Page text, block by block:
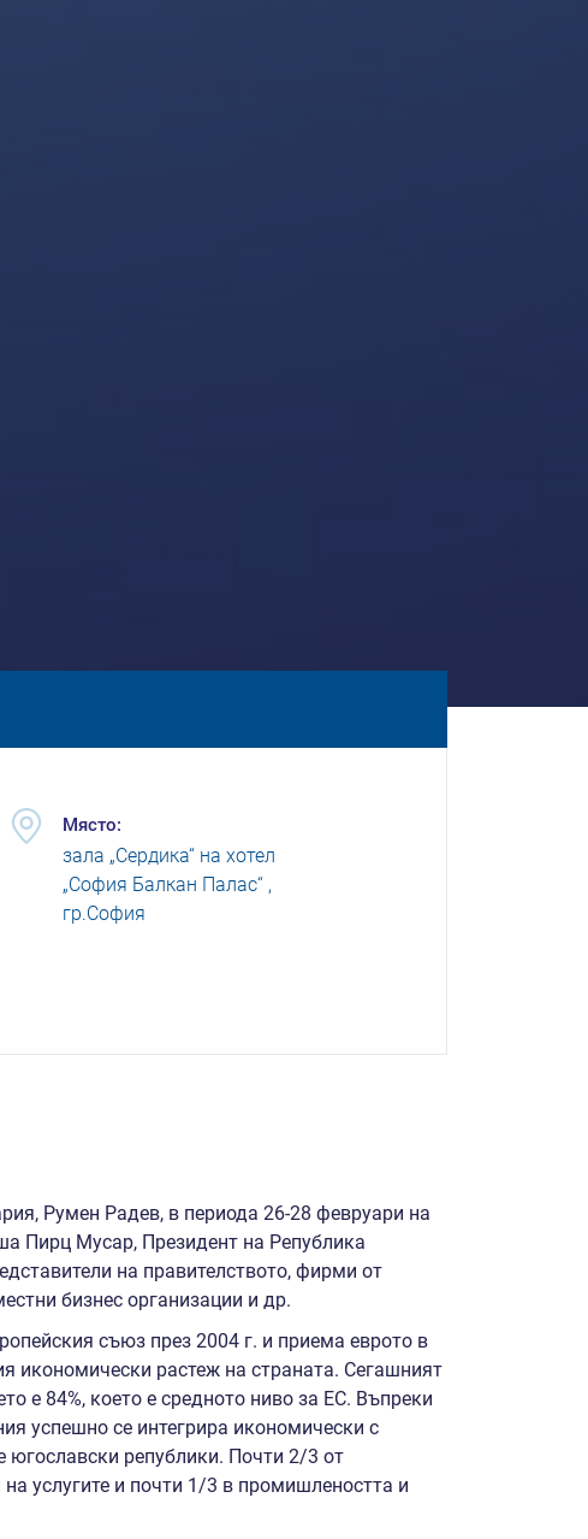
Място:
зала „Сердика“ на хотел
„София Балкан Палас“ ,
гр.София
Румен Радев, в периода 26-28 февруари на
Пирц Мусар, Президент на Република
на правителството, фирми от
бизнес организации и др.
съюз през 2004 г. и приема еврото в
икономически растеж на страната. Сегашният
е 84%, което е средното ниво за ЕС. Въпреки
успешно се интегрира икономически с
югославски републики. Почти 2/3 от
услугите и почти 1/3 в промишлеността и